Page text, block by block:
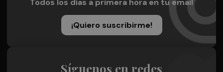
¡Quiero suscribirme!
Síguenos en redes